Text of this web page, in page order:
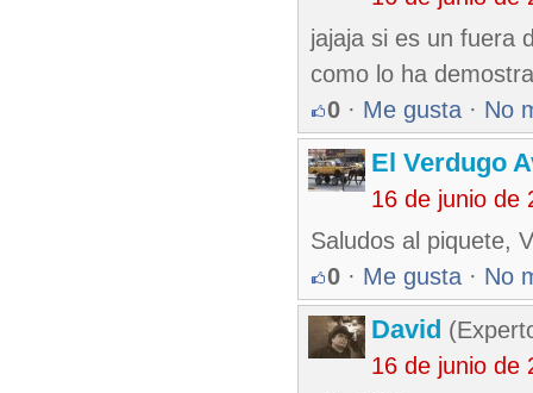
jajaja si es un fuera
como lo ha
0 · Me gusta · No
El Verdugo
16 de junio de
Saludos al piquete,
0 · Me gusta · No
David
16 de junio de